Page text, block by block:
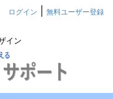
イン
ログイン 無料ユーザー登録